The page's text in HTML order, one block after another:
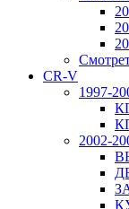
CR-V
1997-
2002-